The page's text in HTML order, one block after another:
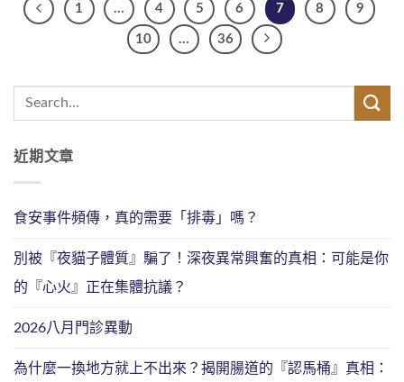
1 ... 4 5 6 7 8 9
10 ... 36
近期文章
食安事件頻傳，真的需要「排毒」嗎？
別被『夜貓子體質』騙了！深夜異常興奮的真相：可能是你
的『心火』正在集體抗議？
2026八月門診異動
為什麼一換地方就上不出來？揭開腸道的『認馬桶』真相：